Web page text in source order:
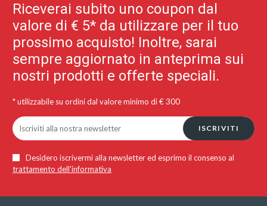
Riceverai subito uno coupon dal
valore di € 5* da utilizzare per il tuo
prossimo acquisto! Inoltre, sarai
sempre aggiornato in anteprima sui
nostri prodotti e offerte speciali.
* utilizzabile su ordini dal valore minimo di € 300
ISCRIVITI
Desidero iscrivermi alla newsletter ed esprimo il consenso al
trattamento dell'informativa